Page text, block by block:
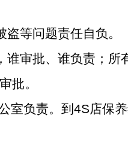
等问题责任自负。
审批、谁负责；所
批。
室负责。到4S店保